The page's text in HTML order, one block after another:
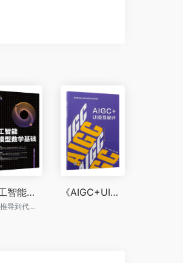
《人工智能大模型数学基础》
从公式推导到代码落地，打通AI底层数学逻辑
《AIGC+UI交互设计》